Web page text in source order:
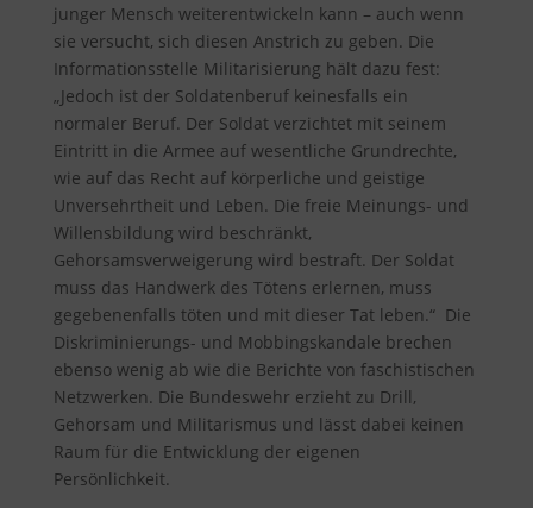
junger Mensch weiterentwickeln kann – auch wenn
sie versucht, sich diesen Anstrich zu geben. Die
Informationsstelle Militarisierung hält dazu fest:
„Jedoch ist der Soldatenberuf keinesfalls ein
normaler Beruf. Der Soldat verzichtet mit seinem
Eintritt in die Armee auf wesentliche Grundrechte,
wie auf das Recht auf körperliche und geistige
Unversehrtheit und Leben. Die freie Meinungs- und
Willensbildung wird beschränkt,
Gehorsamsverweigerung wird bestraft. Der Soldat
muss das Handwerk des Tötens erlernen, muss
gegebenenfalls töten und mit dieser Tat leben.“ Die
Diskriminierungs- und Mobbingskandale brechen
ebenso wenig ab wie die Berichte von faschistischen
Netzwerken. Die Bundeswehr erzieht zu Drill,
Gehorsam und Militarismus und lässt dabei keinen
Raum für die Entwicklung der eigenen
Persönlichkeit.